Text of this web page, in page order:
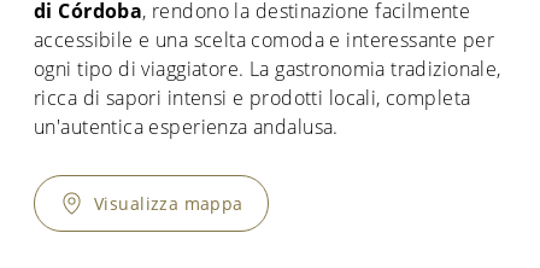
di Córdoba, rendono la destinazione facilmente
accessibile e una scelta comoda e interessante per
ogni tipo di viaggiatore. La gastronomia tradizionale,
ricca di sapori intensi e prodotti locali, completa
un'autentica esperienza andalusa.
Visualizza mappa